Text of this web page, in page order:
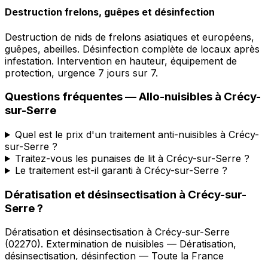
Destruction frelons, guêpes et désinfection
Destruction de nids de frelons asiatiques et européens,
guêpes, abeilles. Désinfection complète de locaux après
infestation. Intervention en hauteur, équipement de
protection, urgence 7 jours sur 7.
Questions fréquentes —Allo-nuisibles à Crécy-
sur-Serre
Quel est le prix d'un traitement anti-nuisibles à Crécy-
sur-Serre ?
Traitez-vous les punaises de lit à Crécy-sur-Serre ?
Le traitement est-il garanti à Crécy-sur-Serre ?
Dératisation et désinsectisation à Crécy-sur-
Serre?
Dératisation et désinsectisation à Crécy-sur-Serre
(02270). Extermination de nuisibles — Dératisation,
désinsectisation, désinfection — Toute la France